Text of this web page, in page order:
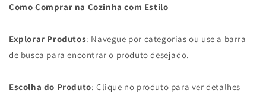
Como Comprar na Cozinha com Estilo
Explorar Produtos: Navegue por categorias ou use a barra
de busca para encontrar o produto desejado.
Escolha do Produto: Clique no produto para ver detalhes